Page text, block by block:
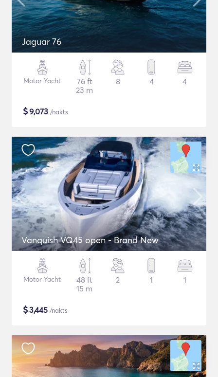
Jaguar 76
Motor Yacht
76 ft
23 m
8 4 4
$9,073 /nakts
Vanquish VQ45 open - Brand New
Motor Yacht
48 ft
15 m
2 1 1
$3,445 /nakts